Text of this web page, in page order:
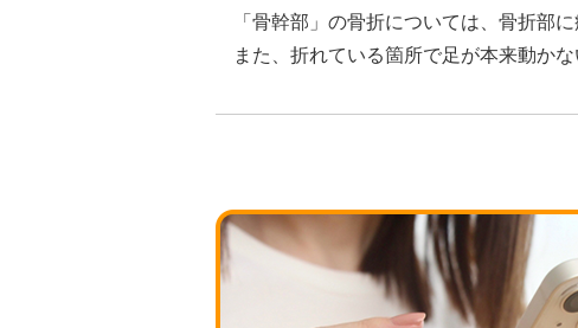
「骨幹部」の骨折については、骨折部
また、折れている箇所で足が本来動か